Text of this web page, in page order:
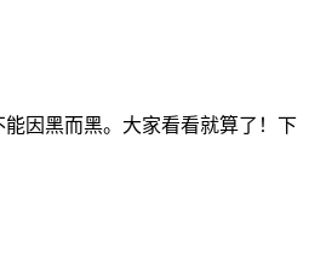
因黑而黑。大家看看就算了！下